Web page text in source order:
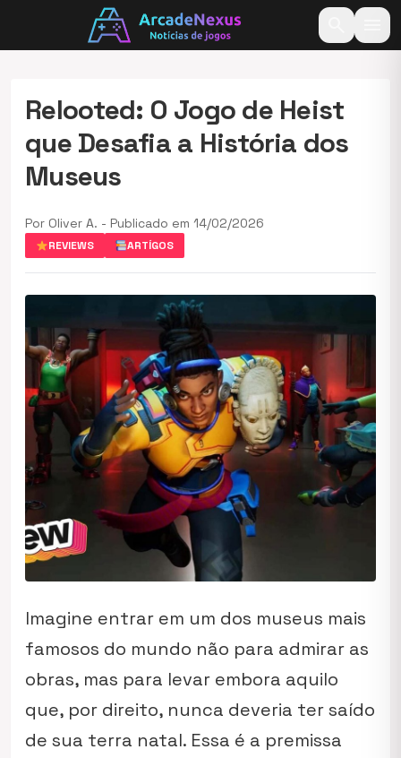
Relooted: O Jogo de Heist
que Desafia a História dos
Museus
Por Oliver A. - Publicado em 14/02/2026
REVIEWS ARTÍGOS
Imagine entrar em um dos museus mais
famosos do mundo não para admirar as
obras, mas para levar embora aquilo
que, por direito, nunca deveria ter saído
de sua terra natal. Essa é a premissa